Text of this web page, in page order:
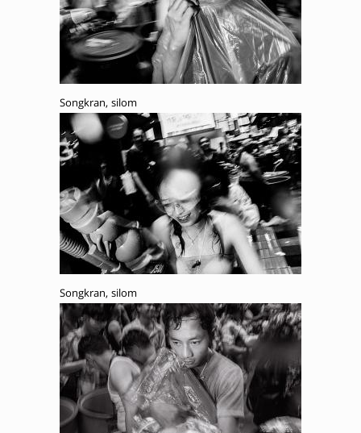
Songkran, silom
Songkran, silom